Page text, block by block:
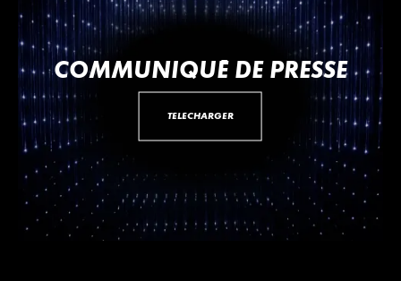
COMMUNIQUÉ DE PRESSE
TÉLÉCHARGER